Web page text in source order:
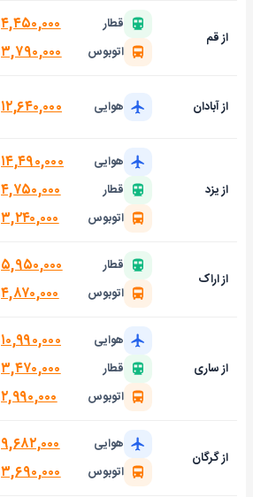
از قم
قطار ۴,۴۵۰,۰۰۰
اتوبوس ۳,۷۹۰,۰۰۰
از آبادان هوایی ۱۲,۶۴۰,۰۰۰
از یزد
هوایی ۱۴,۴۹۰,۰۰۰
قطار ۴,۷۵۰,۰۰۰
اتوبوس ۳,۲۴۰,۰۰۰
از اراک
قطار ۵,۹۵۰,۰۰۰
اتوبوس ۴,۸۷۰,۰۰۰
از ساری
هوایی ۱۰,۹۹۰,۰۰۰
قطار ۳,۴۷۰,۰۰۰
اتوبوس ۲,۹۹۰,۰۰۰
از گرگان
هوایی ۹,۶۸۲,۰۰۰
اتوبوس ۳,۶۹۰,۰۰۰